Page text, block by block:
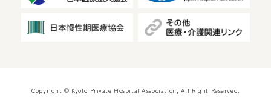
Copyright © Kyoto Private Hospital Association, All Right Reserved.